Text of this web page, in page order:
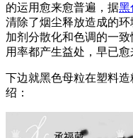
的运用愈来愈普遍，据黑
清除了烟尘释放造成的
加剂分散化和色调的一
用率都产生益处，早已愈
下边就黑色母粒在塑料
绍：